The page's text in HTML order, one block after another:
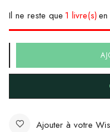
Il ne reste que 1 livre(s)
Ajouter à votre